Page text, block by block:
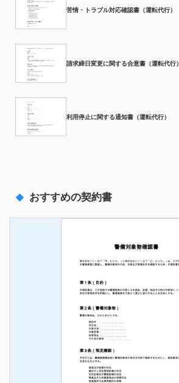
苦情・トラブル対応確認書（運転代行）
請求締日変更に関する合意書（運転代行）
利用停止に関する通知書（運転代行）
おすすめの契約書